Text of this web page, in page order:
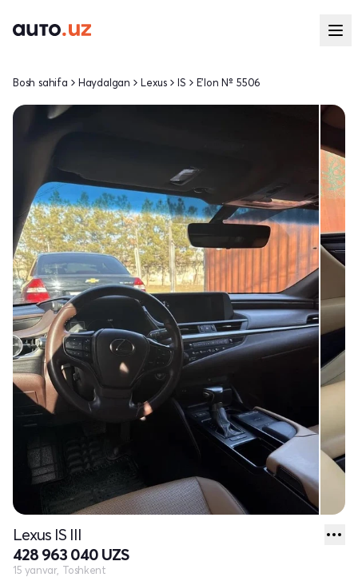
Bosh sahifa Haydalgan Lexus IS E'lon № 5506
Lexus IS III
428 963 040 UZS
15 yanvar, Toshkent